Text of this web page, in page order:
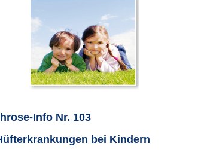
Info Nr. 103
bei Kindern